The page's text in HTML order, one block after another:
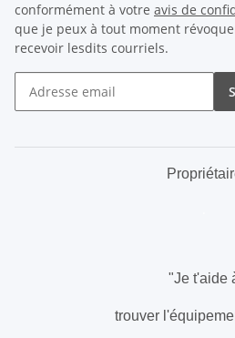
conformément à votre avis de
que je peux à tout moment
recevoir lesdits courriels.
"Je t'aide
trouver